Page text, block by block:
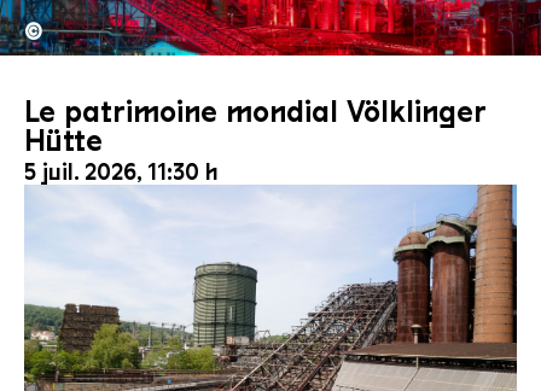
Copyright:
©
Le patrimoine mondial Völklinger
Hütte
5 juil. 2026, 11:30 h